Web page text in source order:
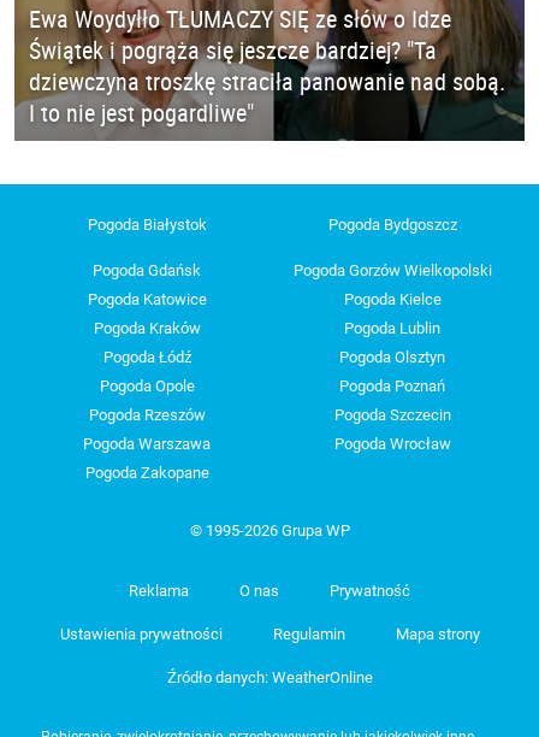
Ewa Woydyłło TŁUMACZY SIĘ ze słów o Idze
Świątek i pogrąża się jeszcze bardziej? "Ta
dziewczyna troszkę straciła panowanie nad sobą.
I to nie jest pogardliwe"
Pogoda Białystok Pogoda Bydgoszcz
Pogoda Gdańsk
Pogoda Gorzów Wielkopolski
Pogoda Katowice
Pogoda Kielce
Pogoda Kraków
Pogoda Lublin
Pogoda Łódź
Pogoda Olsztyn
Pogoda Opole
Pogoda Poznań
Pogoda Rzeszów
Pogoda Szczecin
Pogoda Warszawa
Pogoda Wrocław
Pogoda Zakopane
© 1995-2026 Grupa WP
Reklama O nas Prywatność
Ustawienia prywatności Regulamin Mapa strony
Źródło danych: WeatherOnline